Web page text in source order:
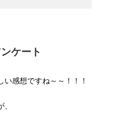
ケート
い感想ですね～～！！！